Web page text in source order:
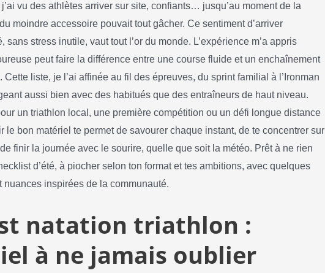
vu des athlètes arriver sur site, confiants… jusqu’au moment de la
moindre accessoire pouvait tout gâcher. Ce sentiment d’arriver
sans stress inutile, vaut tout l’or du monde. L’expérience m’a appris
peut faire la différence entre une course fluide et un enchaînement
liste, je l’ai affinée au fil des épreuves, du sprint familial à l’Ironman
aussi bien avec des habitués que des entraîneurs de haut niveau.
un triathlon local, une première compétition ou un défi longue distance
le bon matériel te permet de savourer chaque instant, de te concentrer sur
finir la journée avec le sourire, quelle que soit la météo. Prêt à ne rien
d’été, à piocher selon ton format et tes ambitions, avec quelques
nuances inspirées de la communauté.
natation triathlon :
à ne jamais oublier